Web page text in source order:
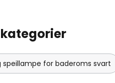
speillampe for baderoms svart